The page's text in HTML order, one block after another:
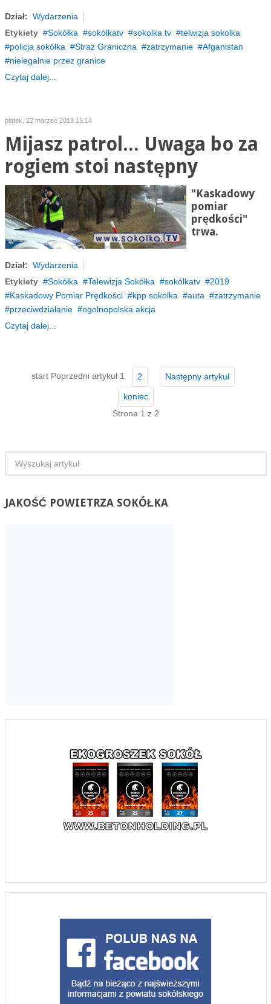
Dział: Wydarzenia
Etykiety
Sokółka sokólkatv sokolka tv
telwizja sokolka
policja sokółka
Straż Graniczna zatrzymanie
Afganistan
nielegalnie przez granice
Czytaj dalej...
piątek, 22 marzec 2019 15:14
Mijasz patrol... Uwaga bo za
rogiem stoi następny
"Kaskadowy
pomiar
prędkości"
trwa.
Dział: Wydarzenia
Etykiety
Sokółka Telewizja Sokółka sokólkatv
2019
Kaskadowy Pomiar Prędkości
kpp sokolka auta
zatrzymanie
przeciwdziałanie
ogolnopolska akcja
Czytaj dalej...
start Poprzedni artykuł 1 2 Następny artykuł
koniec
Strona 1 z 2
JAKOŚĆPOWIETRZA SOKÓŁKA